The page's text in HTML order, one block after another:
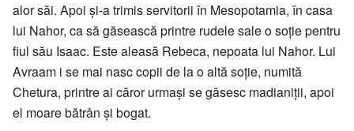
alor săi. Apoi şi-a trimis servitorii în Mesopotamia, în casa
lui Nahor, ca să găsească printre rudele sale o soţie pentru
fiul său Isaac. Este aleasă Rebeca, nepoata lui Nahor. Lui
Avraam i se mai nasc copii de la o altă soţie, numită
Chetura, printre ai căror urmaşi se găsesc madianiţii, apoi
el moare bătrân şi bogat.